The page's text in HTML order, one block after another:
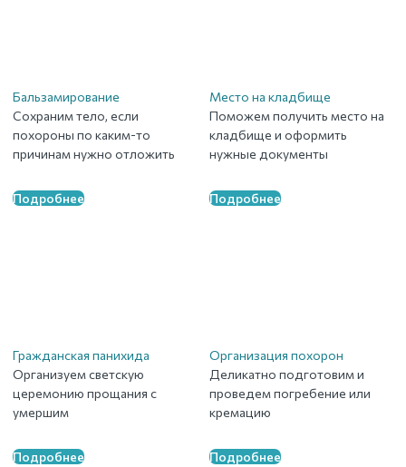
Бальзамирование
Сохраним тело, если
похороны по каким-то
причинам нужно отложить
Подробнее
Место на кладбище
Поможем получить место на
кладбище и оформить
нужные документы
Подробнее
Гражданская панихида
Организуем светскую
церемонию прощания с
умершим
Подробнее
Организация похорон
Деликатно подготовим и
проведем погребение или
кремацию
Подробнее